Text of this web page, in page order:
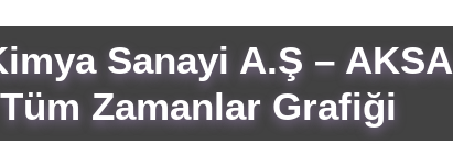
Sanayi A.Ş – AKSA
Zamanlar Grafiği